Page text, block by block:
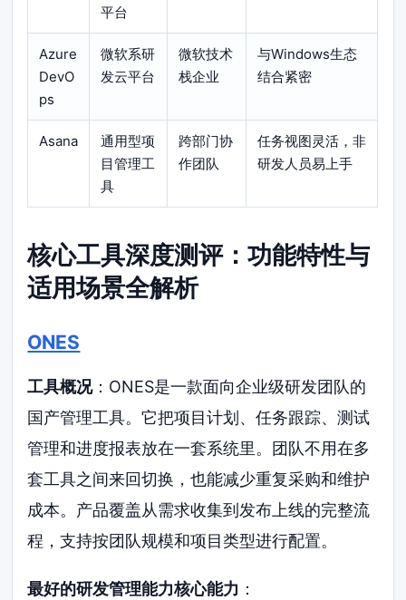
平台
Azure
DevO
ps
微软系研
发云平台
微软技术
栈企业
与Windows生态
结合紧密
Asana
通用型项
目管理工
具
跨部门协
作团队
任务视图灵活，非
研发人员易上手
核心工具深度测评：功能特性与
适用场景全解析
ONES
工具概况：ONES是一款面向企业级研发团队的
国产管理工具。它把项目计划、任务跟踪、测试
管理和进度报表放在一套系统里。团队不用在多
套工具之间来回切换，也能减少重复采购和维护
成本。产品覆盖从需求收集到发布上线的完整流
程，支持按团队规模和项目类型进行配置。
最好的研发管理能力核心能力 ：